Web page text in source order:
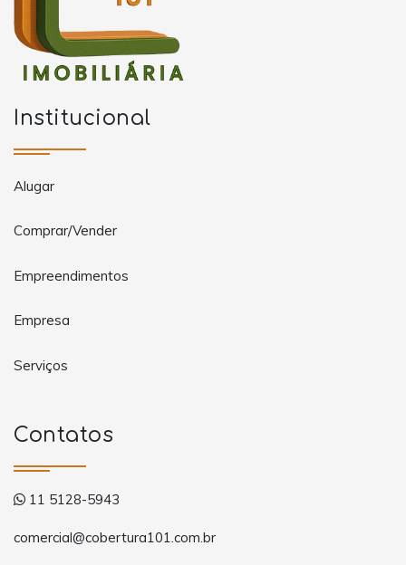
Institucional
Alugar
Comprar/Vender
Empreendimentos
Empresa
Serviços
Contatos
11 5128-5943
comercial@cobertura101.com.br